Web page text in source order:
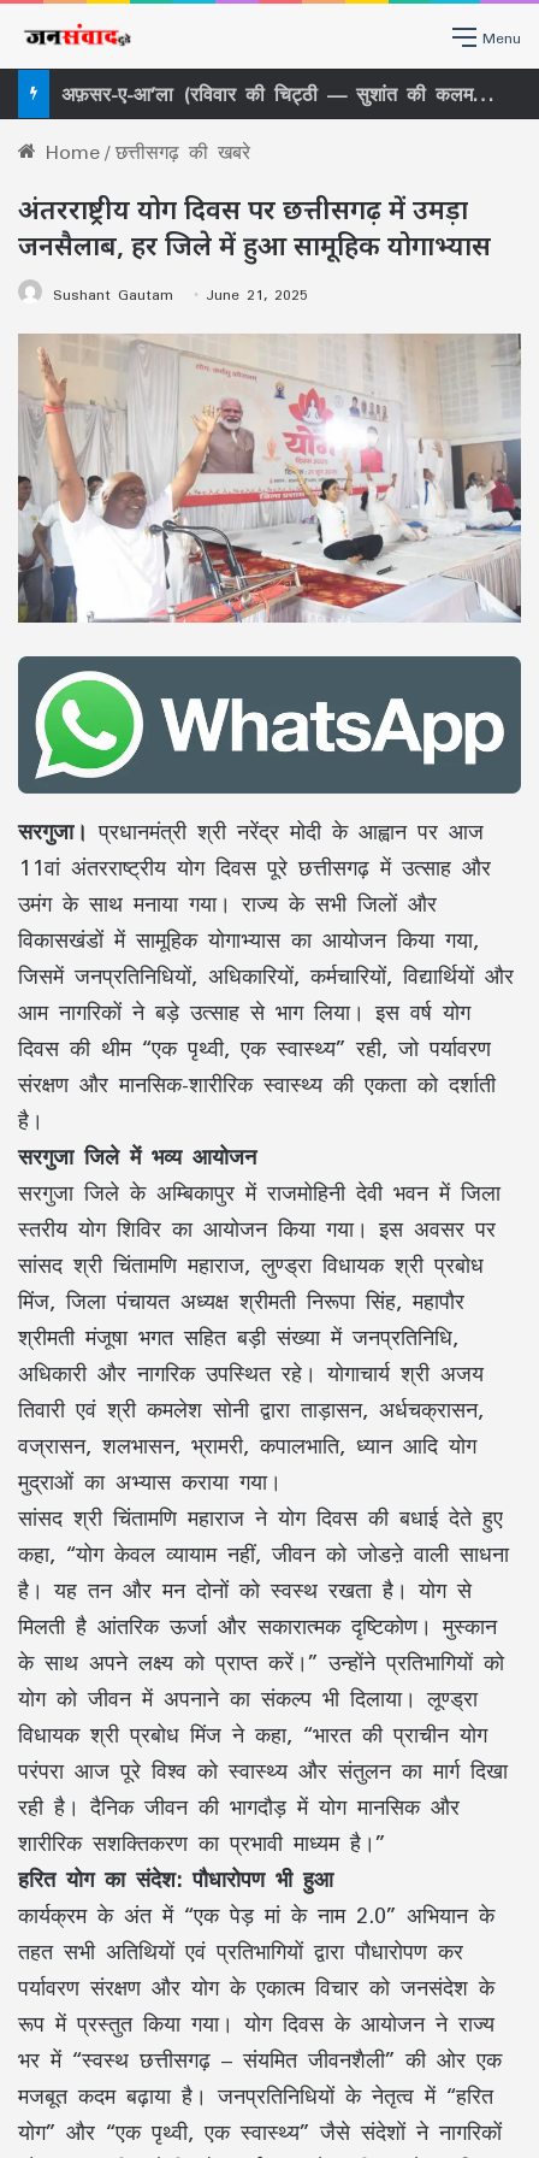
Menu
खबर का असर पैरी के भुगतान पर बवाल, अब MIS में भूचाल! प्रणव पाल हटे, 10 साल से अंगद की तरह पैर जमाए बैठे संजय भागवत की भी छुट्टी –
Home/छत्तीसगढ़ की खबरे
अंतरराष्ट्रीय योग दिवस पर छत्तीसगढ़ में उमड़ा
जनसैलाब, हर जिले में हुआ सामूहिक योगाभ्यास
Sushant Gautam June 21, 2025
सरगुजा। प्रधानमंत्री श्री नरेंद्र मोदी के आह्वान पर आज
11वां अंतरराष्ट्रीय योग दिवस पूरे छत्तीसगढ़ में उत्साह और
उमंग के साथ मनाया गया। राज्य के सभी जिलों और
विकासखंडों में सामूहिक योगाभ्यास का आयोजन किया गया,
जिसमें जनप्रतिनिधियों, अधिकारियों, कर्मचारियों, विद्यार्थियों और
आम नागरिकों ने बड़े उत्साह से भाग लिया। इस वर्ष योग
दिवस की थीम “एक पृथ्वी, एक स्वास्थ्य” रही, जो पर्यावरण
संरक्षण और मानसिक-शारीरिक स्वास्थ्य की एकता को दर्शाती
है।
सरगुजा जिले में भव्य आयोजन
सरगुजा जिले के अम्बिकापुर में राजमोहिनी देवी भवन में जिला
स्तरीय योग शिविर का आयोजन किया गया। इस अवसर पर
सांसद श्री चिंतामणि महाराज, लुण्ड्रा विधायक श्री प्रबोध
मिंज, जिला पंचायत अध्यक्ष श्रीमती निरूपा सिंह, महापौर
श्रीमती मंजूषा भगत सहित बड़ी संख्या में जनप्रतिनिधि,
अधिकारी और नागरिक उपस्थित रहे। योगाचार्य श्री अजय
तिवारी एवं श्री कमलेश सोनी द्वारा ताड़ासन, अर्धचक्रासन,
वज्रासन, शलभासन, भ्रामरी, कपालभाति, ध्यान आदि योग
मुद्राओं का अभ्यास कराया गया।
सांसद श्री चिंतामणि महाराज ने योग दिवस की बधाई देते हुए
कहा, “योग केवल व्यायाम नहीं, जीवन को जोडऩे वाली साधना
है। यह तन और मन दोनों को स्वस्थ रखता है। योग से
मिलती है आंतरिक ऊर्जा और सकारात्मक दृष्टिकोण। मुस्कान
के साथ अपने लक्ष्य को प्राप्त करें।” उन्होंने प्रतिभागियों को
योग को जीवन में अपनाने का संकल्प भी दिलाया। लूण्ड्रा
विधायक श्री प्रबोध मिंज ने कहा, “भारत की प्राचीन योग
परंपरा आज पूरे विश्व को स्वास्थ्य और संतुलन का मार्ग दिखा
रही है। दैनिक जीवन की भागदौड़ में योग मानसिक और
शारीरिक सशक्तिकरण का प्रभावी माध्यम है।”
हरित योग का संदेश: पौधारोपण भी हुआ
कार्यक्रम के अंत में “एक पेड़ मां के नाम 2.0” अभियान के
तहत सभी अतिथियों एवं प्रतिभागियों द्वारा पौधारोपण कर
पर्यावरण संरक्षण और योग के एकात्म विचार को जनसंदेश के
रूप में प्रस्तुत किया गया। योग दिवस के आयोजन ने राज्य
भर में “स्वस्थ छत्तीसगढ़ – संयमित जीवनशैली” की ओर एक
मजबूत कदम बढ़ाया है। जनप्रतिनिधियों के नेतृत्व में “हरित
योग” और “एक पृथ्वी, एक स्वास्थ्य” जैसे संदेशों ने नागरिकों